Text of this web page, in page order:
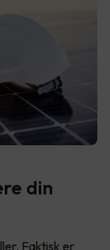
din
Faktisk er